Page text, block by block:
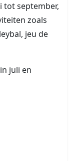
tot september,
zoals
jeu de
juli en